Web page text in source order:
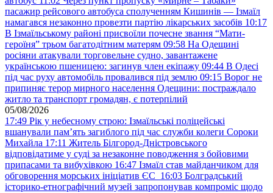
пасажир рейсового автобуса сполученням Кишинів — Ізмаїл
намагався незаконно провезти партію лікарських засобів 10:17
В Ізмаїльському районі присвоїли почесне звання “Мати-
героїня” трьом багатодітним матерям 09:58 На Одещині
росіяни атакували торговельне судно, завантажене
українською пшеницею: загинув член екіпажу 09:44 В Одесі
під час руху автомобіль провалився під землю 09:15 Ворог не
припиняє терор мирного населення Одещини: постраждало
житло та транспорт громадян, є потерпілий
05/08/2026
17:49 Рік у небесному строю: Ізмаїльські поліцейські
вшанували пам’ять загиблого під час служби колеги Сороки
Михайла 17:11 Житель Білгород-Дністровського
відповідатиме у суді за незаконне поводження з бойовими
припасами та вибухівкою 16:47 Ізмаїл став майданчиком для
обговорення морських ініціатив ЄС 16:03 Болградський
історико-етнографічний музей запропонував компроміс щодо